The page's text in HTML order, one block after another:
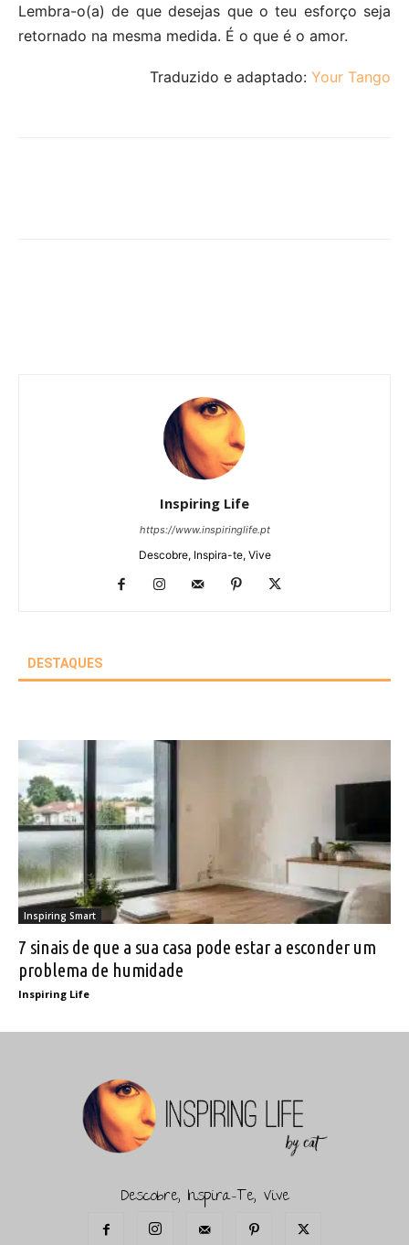
Lembra-o(a) de que desejas que o teu esforço seja
retornado na mesma medida. É o que é o amor.
Traduzido e adaptado: Your Tango
Inspiring Life
https://www.inspiringlife.pt
Descobre, Inspira-te, Vive
DESTAQUES
Inspiring Smart
7 sinais de que a sua casa pode estar a esconder um
problema de humidade
Inspiring Life
Descobre, Inspira-Te, Vive